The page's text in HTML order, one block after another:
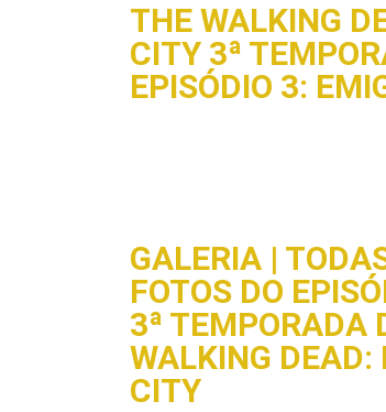
THE WALKING
CITY 3ª
EPISÓDIO 3:
GALERIA |
FOTOS DO
3ª TEMPORADA
WALKING DEAD:
CITY